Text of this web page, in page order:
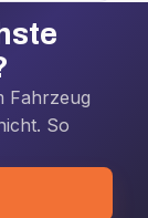
Fahrzeug
So